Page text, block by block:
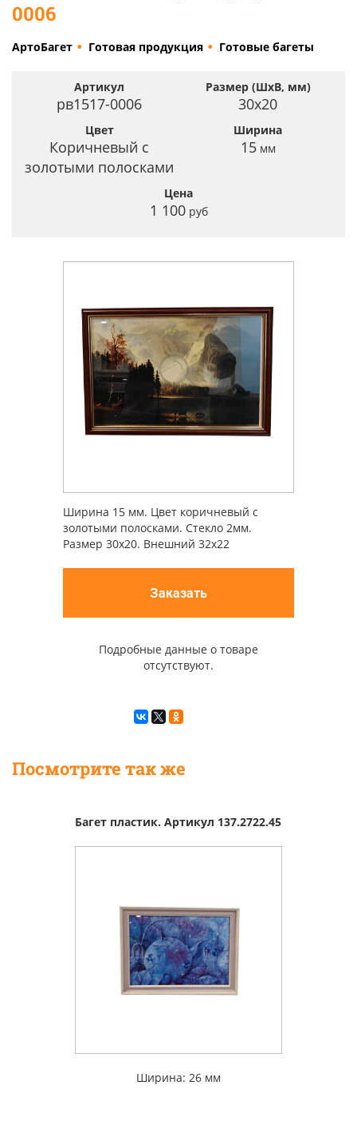
0006
АртоБагет Готовая продукция Готовые багеты
Артикул
рв1517-0006
Размер (ШхВ, мм)
30х20
Цвет
Коричневый с
золотыми полосками
Ширина
15мм
Цена
1 100руб
Ширина 15 мм. Цвет коричневый с
золотыми полосками. Стекло 2мм.
Размер 30х20. Внешний 32х22
Заказать
Подробные данные о товаре
отсутствуют.
Посмотрите так же
Багет пластик. Артикул 137.2722.45
Ширина: 26 мм